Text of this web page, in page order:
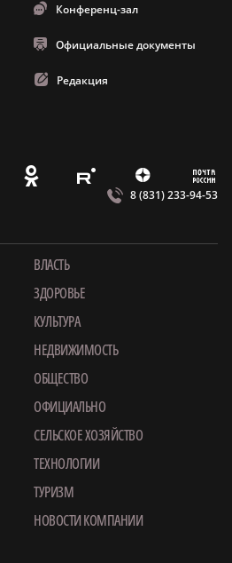
Конференц-зал
Официальные документы
Редакция
O E Z m
8 (831) 233-94-53
ВЛАСТЬ
ЗДОРОВЬЕ
КУЛЬТУРА
НЕДВИЖИМОСТЬ
ОБЩЕСТВО
ОФИЦИАЛЬНО
СЕЛЬСКОЕ ХОЗЯЙСТВО
ТЕХНОЛОГИИ
ТУРИЗМ
НОВОСТИ КОМПАНИИ